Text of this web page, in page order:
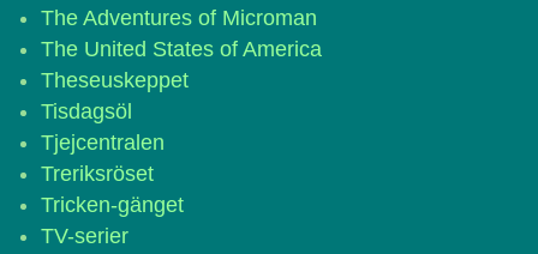
The Adventures of Microman
The United States of America
Theseuskeppet
Tisdagsöl
Tjejcentralen
Treriksröset
Tricken-gänget
TV-serier